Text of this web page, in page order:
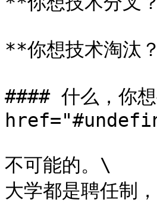
**你想技术淘汰
#### 什么，你
不可能的。\
大学都是聘任制